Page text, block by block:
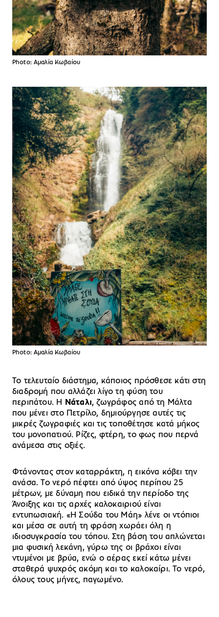
Photo: Αμαλία Κωβαίου
Photo: Αμαλία Κωβαίου
Το τελευταίο διάστημα, κάποιος πρόσθεσε κάτι στη
διαδρομή που αλλάζει λίγο τη φύση του
περιπάτου. Η Νάταλι, ζωγράφος από τη Μάλτα
που μένει στο Πετρίλο, δημιούργησε αυτές τις
μικρές ζωγραφιές και τις τοποθέτησε κατά μήκος
του μονοπατιού. Ρίζες, φτέρη, το φως που περνά
ανάμεσα στις οξιές.
Φτάνοντας στον καταρράκτη, η εικόνα κόβει την
ανάσα. Το νερό πέφτει από ύψος περίπου 25
μέτρων, με δύναμη που ειδικά την περίοδο της
Άνοιξης και τις αρχές καλοκαιριού είναι
εντυπωσιακή. «Η Σούδα του Μάη» λένε οι ντόπιοι
και μέσα σε αυτή τη φράση χωράει όλη η
ιδιοσυγκρασία του τόπου. Στη βάση του απλώνεται
μια φυσική λεκάνη, γύρω της οι βράχοι είναι
ντυμένοι με βρύα, ενώ ο αέρας εκεί κάτω μένει
σταθερά ψυχρός ακόμη και το καλοκαίρι. Το νερό,
όλους τους μήνες, παγωμένο.